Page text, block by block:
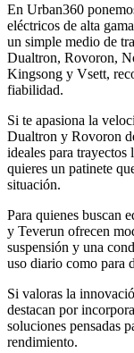
En Urban360
eléctricos de alta
un simple medio de
Dualtron, Rovoron,
Kingsong y Vsett,
fiabilidad.
Si te apasiona la
Dualtron y Rovoron
ideales para trayectos
quieres un patinete
situación.
Para quienes buscan
y Teverun ofrecen
suspensión y una
uso diario como para
Si valoras la
destacan por
soluciones pensadas
rendimiento.